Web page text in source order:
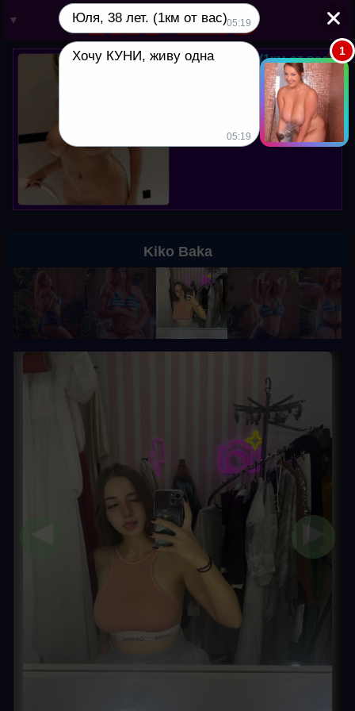
▼
Юля, 38 лет. (1км от вас)
Мой вотсапп в профиле. Хочу
куни, пишите!
Kiko Baka
▶
Юля, 38 лет. (1км от вас)05:19
Хочу КУНИ, живу одна
05:19
1